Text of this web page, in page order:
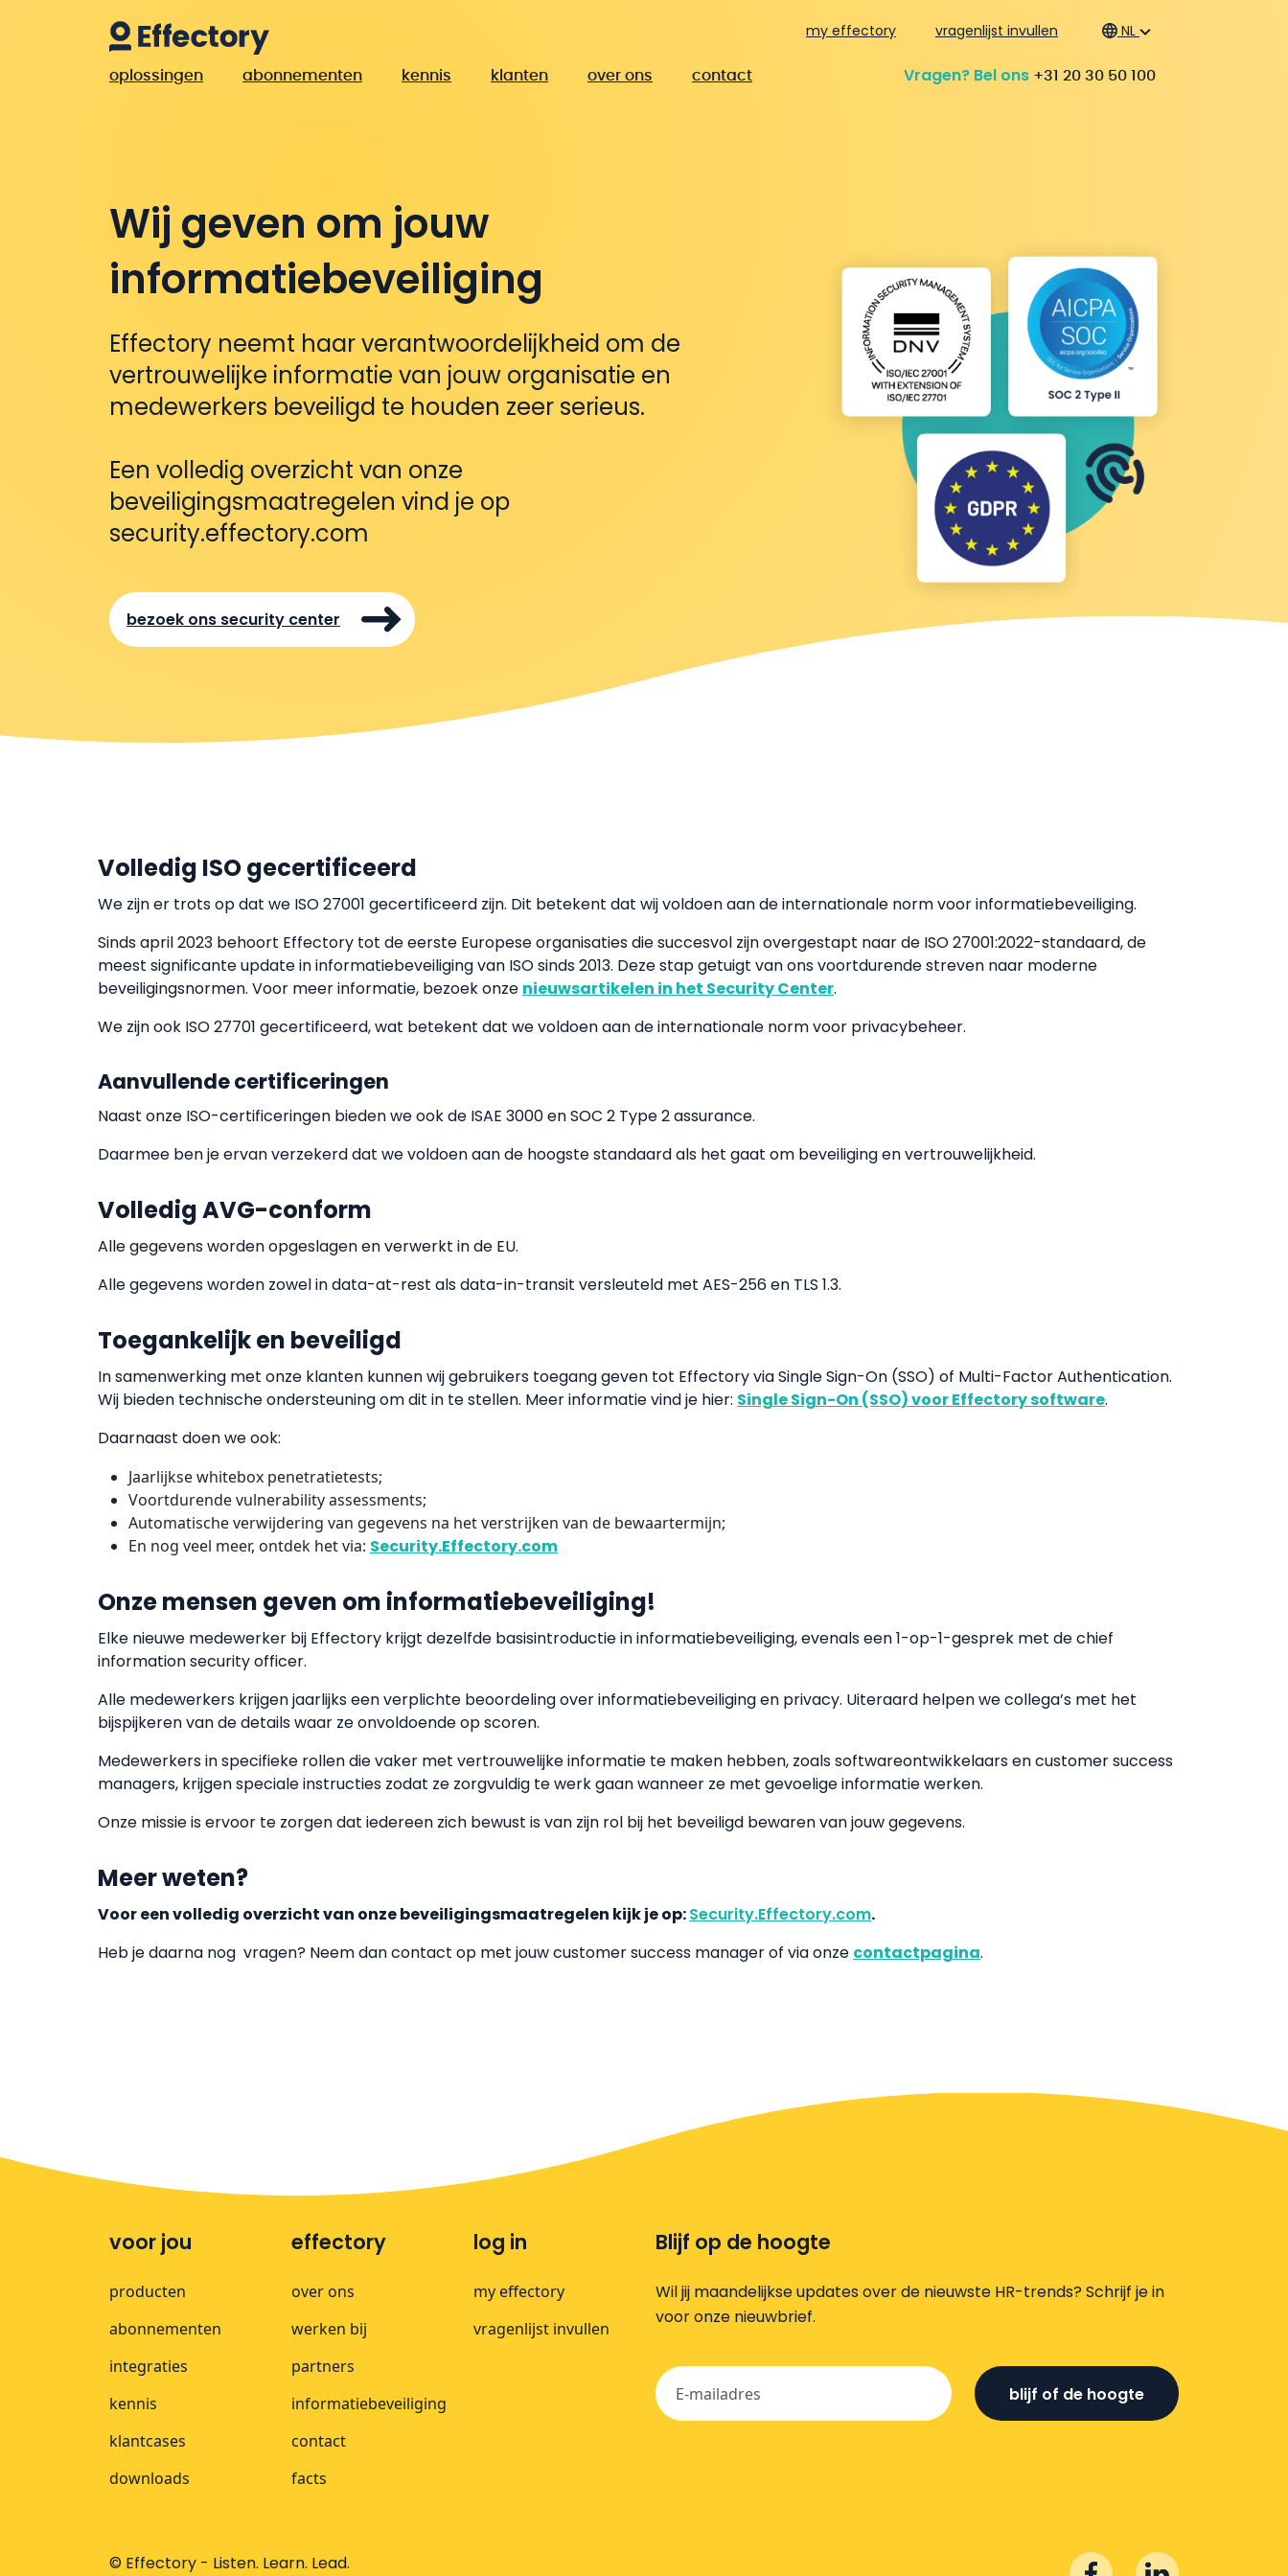
my effectory vragenlijst invullen NL
oplossingen abonnementen kennis klanten over ons contact Vragen? Bel ons +31 20 30 50 100
Wij geven om jouw
informatiebeveiliging
Effectory neemt haar verantwoordelijkheid om de
vertrouwelijke informatie van jouw organisatie en
medewerkers beveiligd te houden zeer serieus.
Een volledig overzicht van onze
beveiligingsmaatregelen vind je op
security.effectory.com
bezoek ons security center
Volledig ISO gecertificeerd
We zijn er trots op dat we ISO 27001 gecertificeerd zijn. Dit betekent dat wij voldoen aan de internationale norm voor informatiebeveiliging.
Sinds april 2023 behoort Effectory tot de eerste Europese organisaties die succesvol zijn overgestapt naar de ISO 27001:2022-standaard, de
meest significante update in informatiebeveiliging van ISO sinds 2013. Deze stap getuigt van ons voortdurende streven naar moderne
beveiligingsnormen. Voor meer informatie, bezoek onze nieuwsartikelen in het Security Center.
We zijn ook ISO 27701 gecertificeerd, wat betekent dat we voldoen aan de internationale norm voor privacybeheer.
Aanvullende certificeringen
Naast onze ISO-certificeringen bieden we ook de ISAE 3000 en SOC 2 Type 2 assurance.
Daarmee ben je ervan verzekerd dat we voldoen aan de hoogste standaard als het gaat om beveiliging en vertrouwelijkheid.
Volledig AVG-conform
Alle gegevens worden opgeslagen en verwerkt in de EU.
Alle gegevens worden zowel in data-at-rest als data-in-transit versleuteld met AES-256 en TLS 1.3.
Toegankelijk en beveiligd
In samenwerking met onze klanten kunnen wij gebruikers toegang geven tot Effectory via Single Sign-On (SSO) of Multi-Factor Authentication.
Wij bieden technische ondersteuning om dit in te stellen. Meer informatie vind je hier: Single Sign-On (SSO) voor Effectory software.
Daarnaast doen we ook:
Jaarlijkse whitebox penetratietests;
Voortdurende vulnerability assessments;
Automatische verwijdering van gegevens na het verstrijken van de bewaartermijn;
En nog veel meer, ontdek het via: Security.Effectory.com
Onze mensen geven om informatiebeveiliging!
Elke nieuwe medewerker bij Effectory krijgt dezelfde basisintroductie in informatiebeveiliging, evenals een 1-op-1-gesprek met de chief
information security officer.
Alle medewerkers krijgen jaarlijks een verplichte beoordeling over informatiebeveiliging en privacy. Uiteraard helpen we collega’s met het
bijspijkeren van de details waar ze onvoldoende op scoren.
Medewerkers in specifieke rollen die vaker met vertrouwelijke informatie te maken hebben, zoals softwareontwikkelaars en customer success
managers, krijgen speciale instructies zodat ze zorgvuldig te werk gaan wanneer ze met gevoelige informatie werken.
Onze missie is ervoor te zorgen dat iedereen zich bewust is van zijn rol bij het beveiligd bewaren van jouw gegevens.
Meer weten?
Voor een volledig overzicht van onze beveiligingsmaatregelen kijk je op:Security.Effectory.com.
Heb je daarna nog vragen? Neem dan contact op met jouw customer success manager of via onze contactpagina.
voor jou
producten
abonnementen
integraties
kennis
klantcases
downloads
effectory
over ons
werken bij
partners
informatiebeveiliging
contact
facts
log in
my effectory
vragenlijst invullen
Blijf op de hoogte
Wil jij maandelijkse updates over de nieuwste HR-trends? Schrijf je in
voor onze nieuwbrief.
blijf of de hoogte
© Effectory - Listen. Learn. Lead.